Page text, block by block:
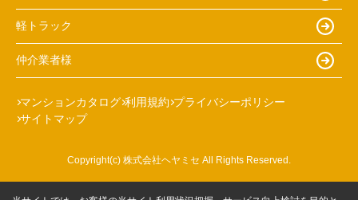
軽トラック
仲介業者様
マンションカタログ 利用規約 プライバシーポリシー
サイトマップ
Copyright(c) 株式会社ヘヤミセ All Rights Reserved.